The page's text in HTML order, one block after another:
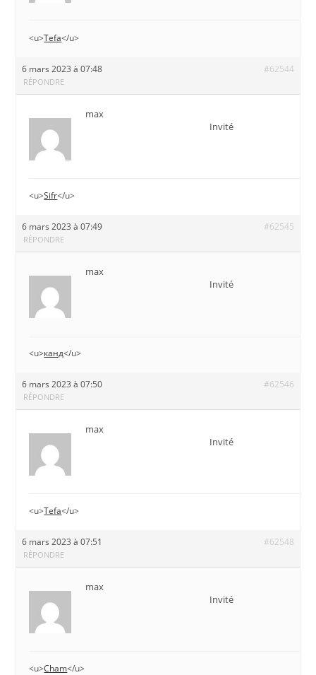
<u>Tefa</u>
6 mars 2023 à 07:48 #62544
RÉPONDRE
max
Invité
<u>Sifr</u>
6 mars 2023 à 07:49 #62545
RÉPONDRE
max
Invité
<u>канд</u>
6 mars 2023 à 07:50 #62546
RÉPONDRE
max
Invité
<u>Tefa</u>
6 mars 2023 à 07:51 #62548
RÉPONDRE
max
Invité
<u>Cham</u>